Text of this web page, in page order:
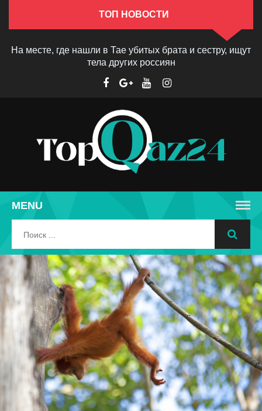
ТОП НОВОСТИ
На месте, где нашли в Тае убитых брата и сестру, ищут
тела других россиян
MENU